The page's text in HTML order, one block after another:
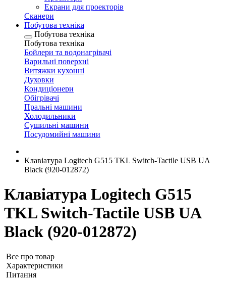
Екрани для проекторів
Сканери
Побутова техніка
Побутова техніка
Побутова техніка
Бойлери та водонагрівачі
Варильні поверхні
Витяжки кухонні
Духовки
Кондиціонери
Обігрівачі
Пральні машини
Холодильники
Сушильні машини
Посудомийні машини
Клавіатура Logitech G515 TKL Switch-Tactile USB UA
Black (920-012872)
Клавіатура Logitech G515
TKL Switch-Tactile USB UA
Black (920-012872)
Все про товар
Характеристики
Питання